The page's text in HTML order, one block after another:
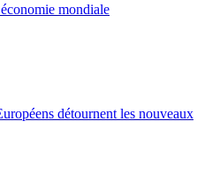
mondiale
détournent les nouveaux